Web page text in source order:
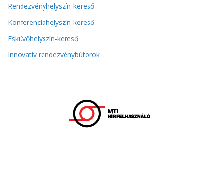
Rendezvényhelyszín-kereső
Konferenciahelyszín-kereső
Esküvőhelyszín-kereső
Innovatív rendezvénybútorok